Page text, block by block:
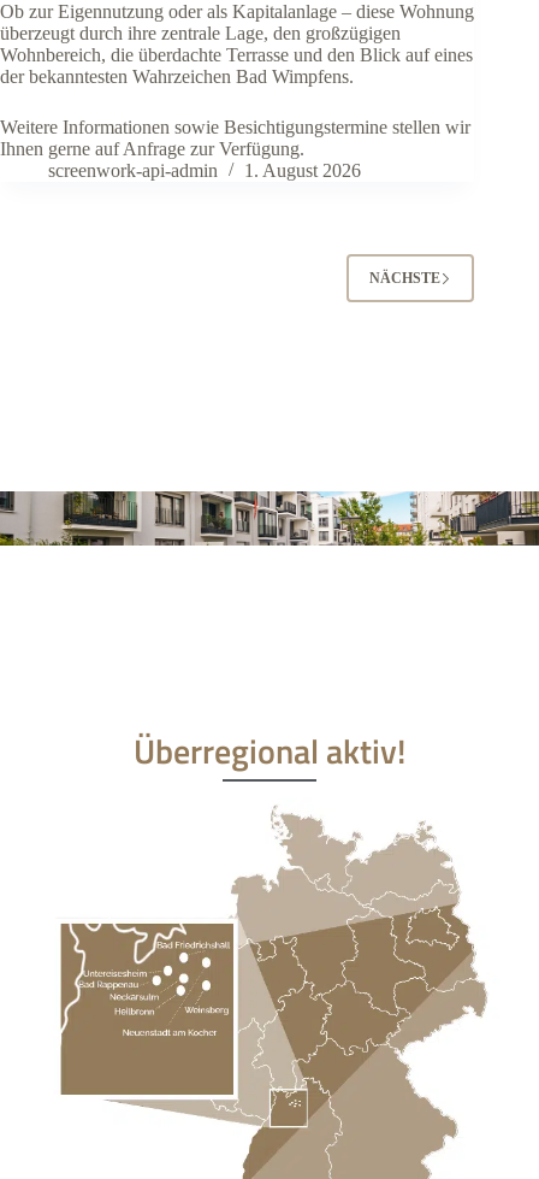
Ob zur Eigennutzung oder als Kapitalanlage – diese Wohnung
überzeugt durch ihre zentrale Lage, den großzügigen
Wohnbereich, die überdachte Terrasse und den Blick auf eines
der bekanntesten Wahrzeichen Bad Wimpfens.
Weitere Informationen sowie Besichtigungstermine stellen wir
Ihnen gerne auf Anfrage zur Verfügung.
screenwork-api-admin
1. August 2026
NÄCHSTE
Überregional aktiv!